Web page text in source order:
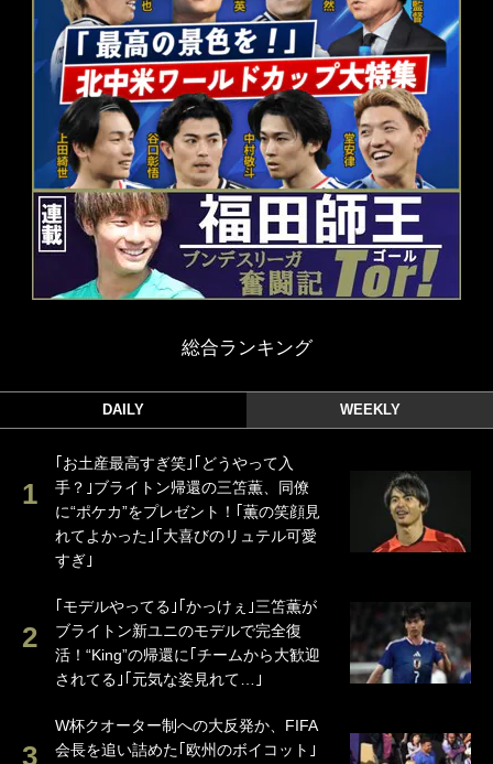
総合ランキング
DAILY WEEKLY
｢お土産最高すぎ笑｣｢どうやって入
手？｣ブライトン帰還の三笘薫、同僚
に“ポケカ”をプレゼント！｢薫の笑顔見
れてよかった｣｢大喜びのリュテル可愛
すぎ｣
｢モデルやってる｣｢かっけぇ｣三笘薫が
ブライトン新ユニのモデルで完全復
活！“King”の帰還に｢チームから大歓迎
されてる｣｢元気な姿見れて…｣
W杯クオーター制への大反発か、FIFA
会長を追い詰めた｢欧州のボイコット｣